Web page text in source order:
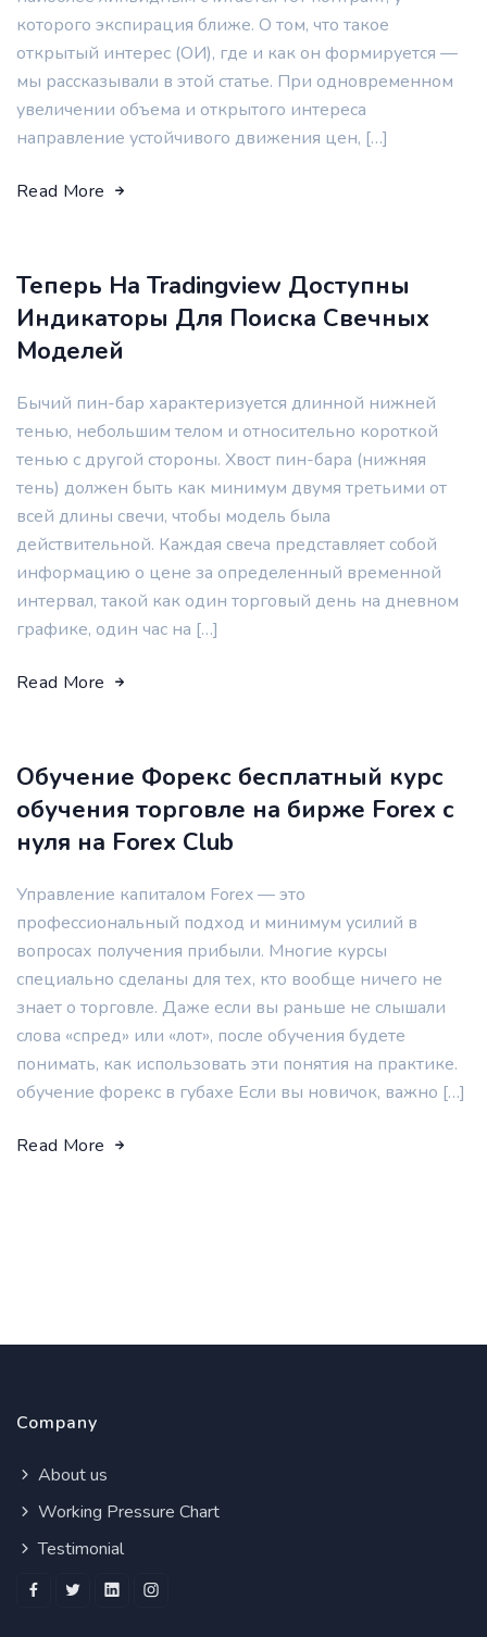
которого экспирация ближе. О том, что такое
открытый интерес (ОИ), где и как он формируется —
мы рассказывали в этой статье. При одновременном
увеличении объема и открытого интереса
направление устойчивого движения цен, […]
Read More
Теперь На Tradingview Доступны
Индикаторы Для Поиска Свечных
Моделей
Бычий пин-бар характеризуется длинной нижней
тенью, небольшим телом и относительно короткой
тенью с другой стороны. Хвост пин-бара (нижняя
тень) должен быть как минимум двумя третьими от
всей длины свечи, чтобы модель была
действительной. Каждая свеча представляет собой
информацию о цене за определенный временной
интервал, такой как один торговый день на дневном
графике, один час на […]
Read More
Обучение Форекс бесплатный курс
обучения торговле на бирже Forex c
нуля на Forex Club
Управление капиталом Forex — это
профессиональный подход и минимум усилий в
вопросах получения прибыли. Многие курсы
специально сделаны для тех, кто вообще ничего не
знает о торговле. Даже если вы раньше не слышали
слова «спред» или «лот», после обучения будете
понимать, как использовать эти понятия на практике.
обучение форекс в губахе Если вы новичок, важно […]
Read More
Company
About us
Working Pressure Chart
Testimonial